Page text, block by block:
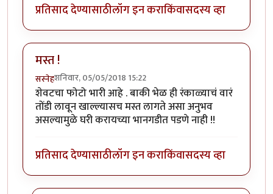
प्रतिसाद देण्यासाठीलॉग इन कराकिंवासदस्य व्हा
मस्त !
सस्नेहशनिवार, 05/05/2018 15:22
शेवटचा फोटो भारी आहे . बाकी भेळ ही रंकाळ्याचं वारं
तोंडी लावून खाल्ल्यासच मस्त लागते असा अनुभव
असल्यामुळे घरी करायच्या भानगडीत पडणे नाही !!
प्रतिसाद देण्यासाठीलॉग इन कराकिंवासदस्य व्हा